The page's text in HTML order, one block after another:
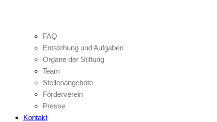
FAQ
Entstehung und Aufgaben
Organe der Stiftung
Team
Stellenangebote
Förderverein
Presse
Kontakt